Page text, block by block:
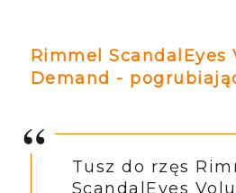
Rimmel ScandalEyes
Demand -
Tusz do rzęs
ScandalEyes